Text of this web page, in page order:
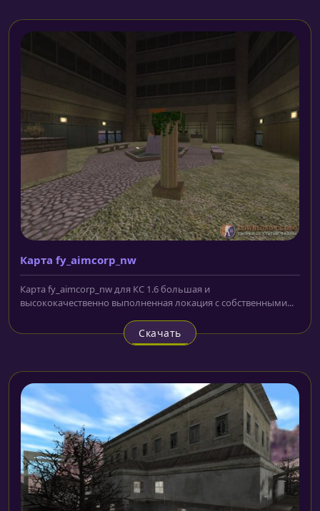
Карта fy_aimcorp_nw
Карта fy_aimcorp_nw для КС 1.6 большая и
высококачественно выполненная локация с собственными...
Скачать